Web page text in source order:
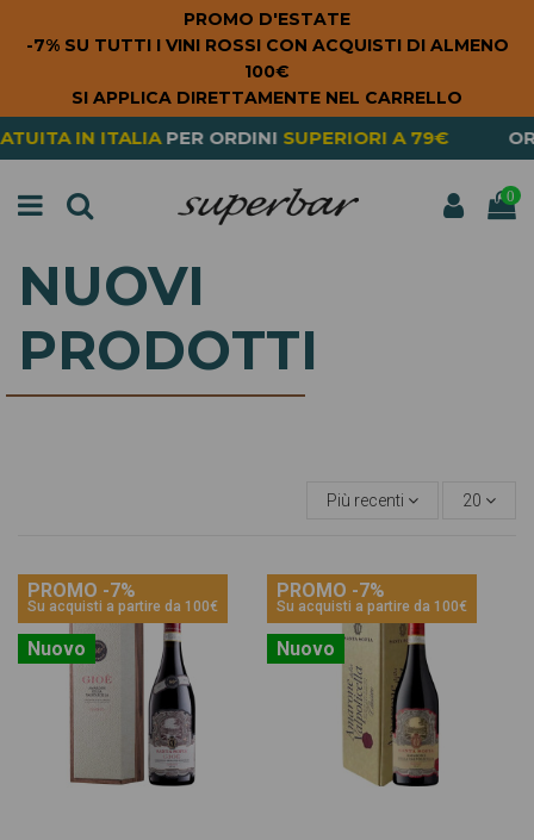
PROMO D'ESTATE
-7% SU TUTTI I VINI ROSSI CON ACQUISTI DI ALMENO
100€
SI APPLICA DIRETTAMENTE NEL CARRELLO
IN ITALIA PER ORDINISUPERIORI A 79€
0
NUOVI
PRODOTTI
Più recenti 20
Nuovo
PROMO -7%
Su acquisti a partire da 100€
Nuovo
PROMO -7%
Su acquisti a partire da 100€